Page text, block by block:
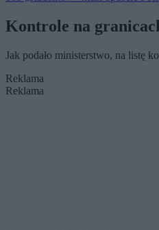
Kontrole na
Jak podało ministerstwo, na listę
Reklama
Reklama